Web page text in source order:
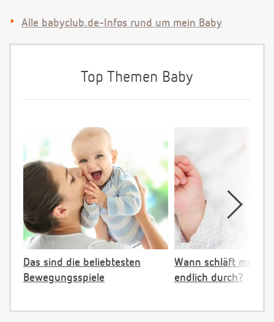
Alle babyclub.de-Infos rund um mein Baby
Top Themen Baby
Das sind die beliebtesten
Bewegungsspiele
Wann schläft mein
endlich durch?